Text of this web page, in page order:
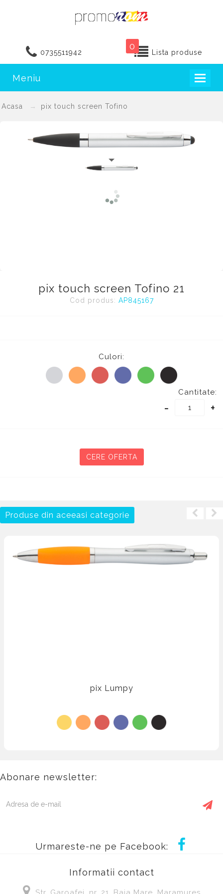
0735511942
0
Lista produse
Meniu
Acasa pix touch screen Tofino
pix touch screen Tofino 21
Cod produs: AP845167
Culori:
Cantitate:
- +
CERE OFERTA
Produse din aceeasi categorie
pix Lumpy
Abonare newsletter:
Urmareste-ne pe Facebook:
Informatii contact